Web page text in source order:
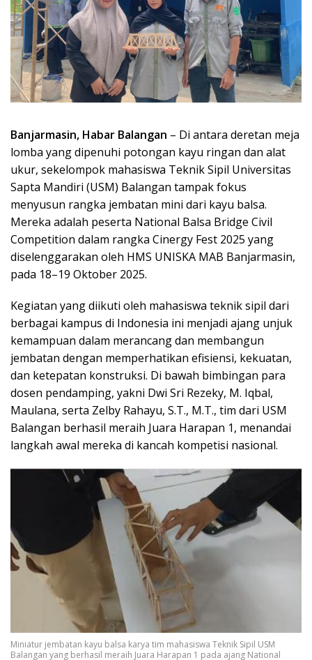
Banjarmasin, Habar Balangan – Di antara deretan meja
lomba yang dipenuhi potongan kayu ringan dan alat
ukur, sekelompok mahasiswa Teknik Sipil Universitas
Sapta Mandiri (USM) Balangan tampak fokus
menyusun rangka jembatan mini dari kayu balsa.
Mereka adalah peserta National Balsa Bridge Civil
Competition dalam rangka Cinergy Fest 2025 yang
diselenggarakan oleh HMS UNISKA MAB Banjarmasin,
pada 18–19 Oktober 2025.
Kegiatan yang diikuti oleh mahasiswa teknik sipil dari
berbagai kampus di Indonesia ini menjadi ajang unjuk
kemampuan dalam merancang dan membangun
jembatan dengan memperhatikan efisiensi, kekuatan,
dan ketepatan konstruksi. Di bawah bimbingan para
dosen pendamping, yakni Dwi Sri Rezeky, M. Iqbal,
Maulana, serta Zelby Rahayu, S.T., M.T., tim dari USM
Balangan berhasil meraih Juara Harapan 1, menandai
langkah awal mereka di kancah kompetisi nasional.
Miniatur jembatan kayu balsa karya tim mahasiswa Teknik Sipil USM
Balangan yang berhasil meraih Juara Harapan 1 pada ajang National